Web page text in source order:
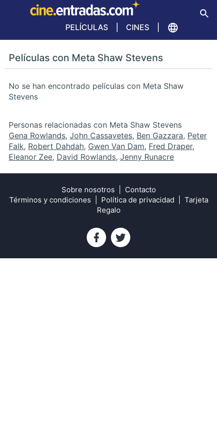
PELÍCULAS CINES
Películas con Meta Shaw Stevens
No se han encontrado películas con Meta Shaw
Stevens
Personas relacionadas con Meta Shaw Stevens
Gena Rowlands, John Cassavetes, Ben Gazzara, Peter
Falk, Robert Dahdah, Gwen Van Dam, Fred Draper,
Eleanor Zee, David Rowlands, Jenny Runacre
Sobre nosotros
Contacto
Términos y condiciones
Política de privacidad
Tarjeta
Regalo